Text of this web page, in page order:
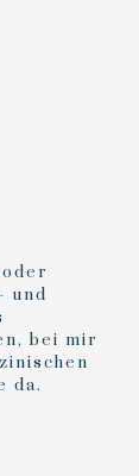
und
bei mir
da.